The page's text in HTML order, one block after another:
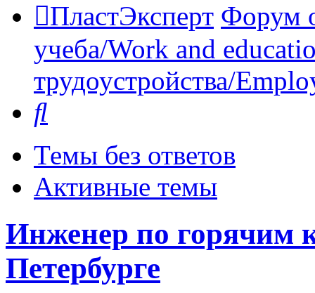
ПластЭксперт Форум
учеба/Work and
трудоустройства/
Темы без ответов
Активные темы
Инженер по горячим
Петербурге